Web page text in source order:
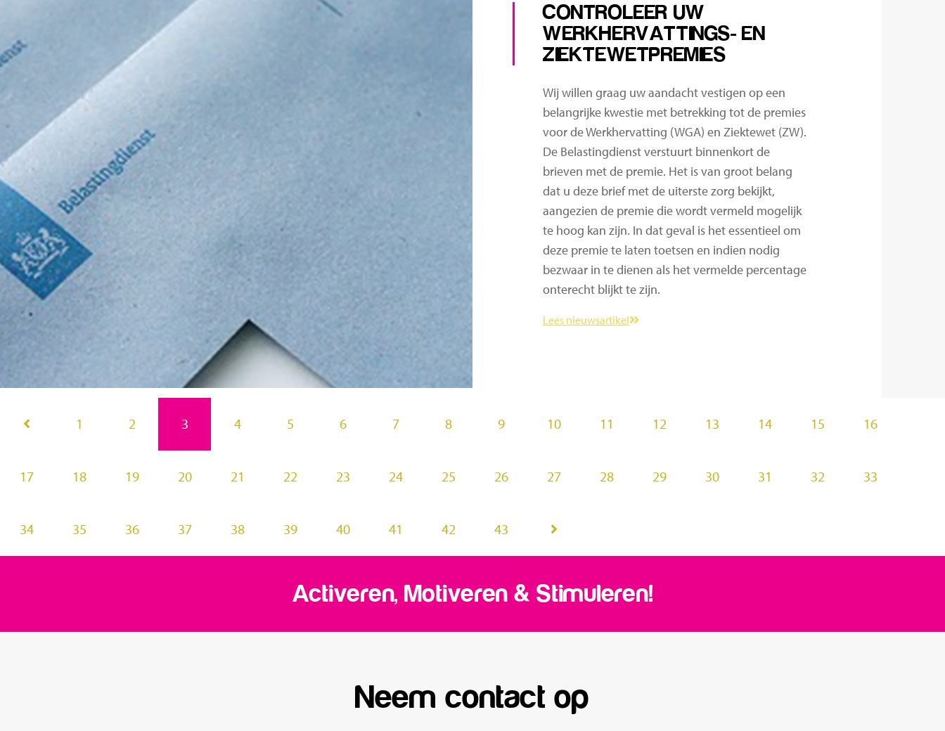
CONTROLEER UW
WERKHERVATTINGS- EN
ZIEKTEWETPREMIES
Wij willen graag uw aandacht vestigen op een
belangrijke kwestie met betrekking tot de premies
voor de Werkhervatting (WGA) en Ziektewet (ZW).
De Belastingdienst verstuurt binnenkort de
brieven met de premie. Het is van groot belang
dat u deze brief met de uiterste zorg bekijkt,
aangezien de premie die wordt vermeld mogelijk
te hoog kan zijn. In dat geval is het essentieel om
deze premie te laten toetsen en indien nodig
bezwaar in te dienen als het vermelde percentage
onterecht blijkt te zijn.
Lees nieuwsartikel
1 2 3 4 5 6 7 8 9 10 11 12 13 14 15 16
17 18 19 20 21 22 23 24 25 26 27 28 29 30 31 32 33
34 35 36 37 38 39 40 41 42 43
Activeren, Motiveren & Stimuleren!
Neem contact op